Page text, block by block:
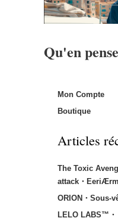
Qu'en
Mon Compte
Boutique
Articles
The Toxic
attack・
ORION・Sous-
LELO LABS™・